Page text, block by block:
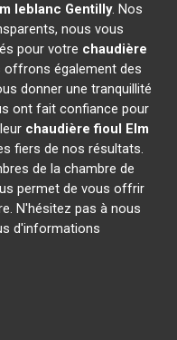
leblanc Gentilly. Nos
nous vous
pour votre chaudière
offrons également des
donner une tranquillité
ont fait confiance pour
chaudière fioul Elm
fiers de nos résultats.
de la chambre de
permet de vous offrir
N'hésitez pas à nous
d'informations